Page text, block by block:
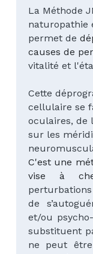
La Méthode
naturopathie
permet de
causes de
vitalité et
Cette
cellulaire se
oculaires, de
sur les
C'est une
vise à
de
et/ou
substituent
ne peut